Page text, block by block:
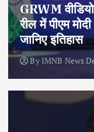
GRWM
रील में पीएम
जानिए इतिहास
By IMNB News